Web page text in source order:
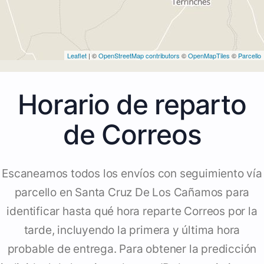
Leaflet | ©OpenStreetMap contributors ©OpenMapTiles © Parcello
Horario de reparto
de Correos
Escaneamos todos los envíos con seguimiento vía
parcello en Santa Cruz De Los Cañamos para
identificar hasta qué hora reparte Correos por la
tarde, incluyendo la primera y última hora
probable de entrega. Para obtener la predicción